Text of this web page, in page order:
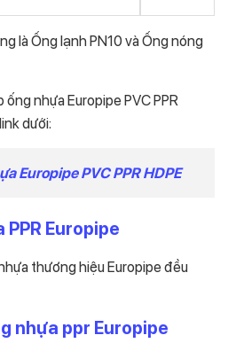
là Ống lạnh PN10 và Ống nóng
nhựa Europipe PVC PPR
dưới:
Europipe PVC PPR HDPE
Europipe
thương hiệu Europipe đều
nhựa ppr Europipe